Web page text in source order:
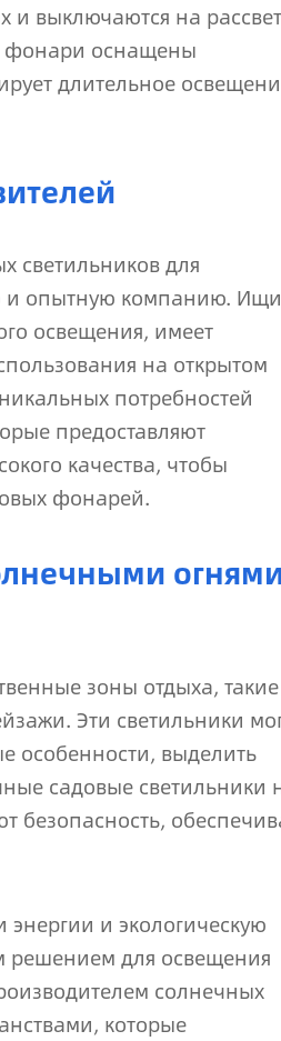
и выключаются на
фонари оснащены
длительное
светильников для
и опытную компанию.
освещения, имеет
на открытом
потребностей
предоставляют
качества, чтобы
фонарей.
зоны отдыха, такие
Эти светильники
особенности, выделить
садовые светильники
безопасность,
и экологическую
решением для освещения
солнечных
которые